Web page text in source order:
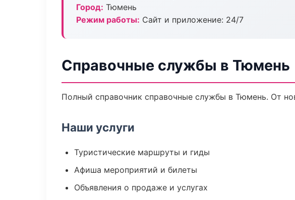
Город: Тюмень
Режим работы: Сайт и приложение: 24/7
Справочные службы в Тюмень
Полный справочник справочные службы в Тюмень. От
Наши услуги
Туристические маршруты и гиды
Афиша мероприятий и билеты
Объявления о продаже и услугах